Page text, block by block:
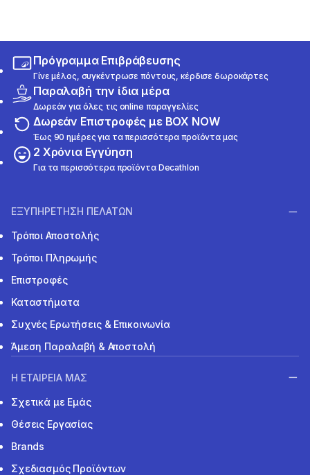
Πρόγραμμα Επιβράβευσης
Γίνε μέλος, συγκέντρωσε πόντους, κέρδισε δωροκάρτες
Παραλαβή την ίδια μέρα
Δωρεάν για όλες τις online παραγγελίες
Δωρεάν Επιστροφές με BOX NOW
Έως 90 ημέρες για τα περισσότερα προϊόντα μας
2 Χρόνια Εγγύηση
Για τα περισσότερα προϊόντα Decathlon
ΕΞΥΠΗΡΕΤΗΣΗ ΠΕΛΑΤΩΝ
Τρόποι Αποστολής
Τρόποι Πληρωμής
Επιστροφές
Καταστήματα
Συχνές Ερωτήσεις & Επικοινωνία
Άμεση Παραλαβή & Αποστολή
Η ΕΤΑΙΡΕΙΑ ΜΑΣ
Σχετικά με Εμάς
Θέσεις Εργασίας
Brands
Σχεδιασμός Προϊόντων